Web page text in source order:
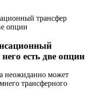
трансфер
опции
есть две опции
неожиданно может
трансферного